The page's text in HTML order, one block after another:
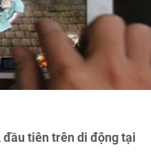
tiên trên di động tại